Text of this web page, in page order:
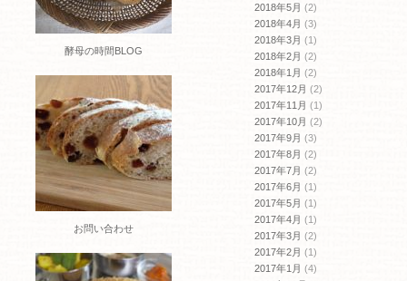
酵母の時間BLOG
お問い合わせ
2018年5月 (2)
2018年4月 (3)
2018年3月 (1)
2018年2月 (2)
2018年1月 (2)
2017年12月 (2)
2017年11月 (1)
2017年10月 (2)
2017年9月 (3)
2017年8月 (2)
2017年7月 (2)
2017年6月 (1)
2017年5月 (1)
2017年4月 (1)
2017年3月 (2)
2017年2月 (1)
2017年1月 (4)